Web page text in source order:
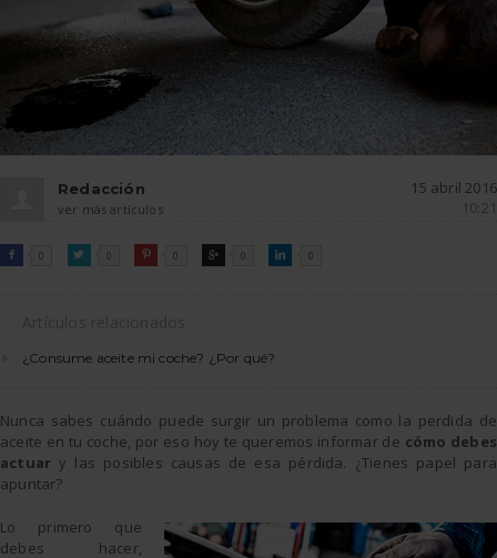
Redacción
ver más artículos
15 abril 2016
10:21

FACEBOOK
0 
TWITTER0 
PINTEREST
0 
GOOGLE0 
LINKEDIN
0
¿Consume aceite mi coche? ¿Por qué?
Nunca sabes cuándo puede surgir un problema como la perdida de
aceite en tu coche, por eso hoy te queremos informar de cómo debes
actuar y las posibles causas de esa pérdida. ¿Tienes papel para
apuntar?
Lo primero que
debes hacer,